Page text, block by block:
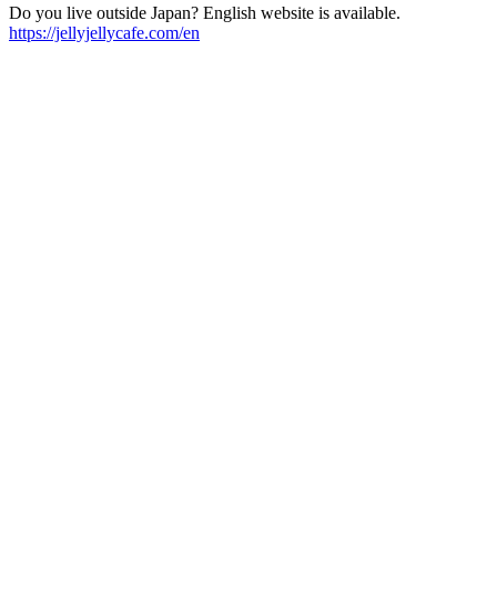
Do you live outside Japan? English website is available.
https://jellyjellycafe.com/en